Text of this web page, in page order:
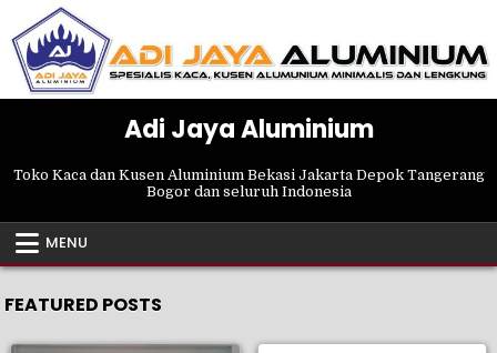
content
Adi Jaya Aluminium
Toko Kaca dan Kusen Aluminium Bekasi Jakarta Depok Tangerang
Bogor dan seluruh Indonesia
MENU
FEATURED POSTS